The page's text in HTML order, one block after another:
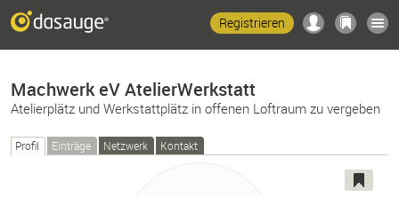
Registrieren
Machwerk eV AtelierWerkstatt
Atelierplätz und Werkstattplätz in offenen Loftraum zu vergeben
Profil Einträge Netzwerk Kontakt